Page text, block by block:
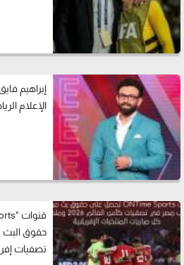
إبراهيم
الإعلام
حقوق البث
تصفيات